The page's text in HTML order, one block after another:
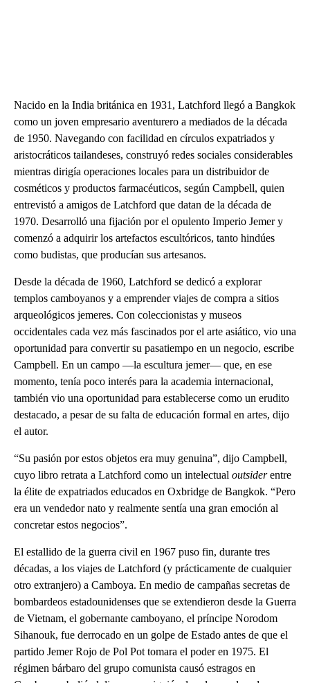
Nacido en la India británica en 1931, Latchford llegó a Bangkok
como un joven empresario aventurero a mediados de la década
de 1950. Navegando con facilidad en círculos expatriados y
aristocráticos tailandeses, construyó redes sociales considerables
mientras dirigía operaciones locales para un distribuidor de
cosméticos y productos farmacéuticos, según Campbell, quien
entrevistó a amigos de Latchford que datan de la década de
1970. Desarrolló una fijación por el opulento Imperio Jemer y
comenzó a adquirir los artefactos escultóricos, tanto hindúes
como budistas, que producían sus artesanos.
Desde la década de 1960, Latchford se dedicó a explorar
templos camboyanos y a emprender viajes de compra a sitios
arqueológicos jemeres. Con coleccionistas y museos
occidentales cada vez más fascinados por el arte asiático, vio una
oportunidad para convertir su pasatiempo en un negocio, escribe
Campbell. En un campo —la escultura jemer— que, en ese
momento, tenía poco interés para la academia internacional,
también vio una oportunidad para establecerse como un erudito
destacado, a pesar de su falta de educación formal en artes, dijo
el autor.
“Su pasión por estos objetos era muy genuina”, dijo Campbell,
cuyo libro retrata a Latchford como un intelectual outsiderentre
la élite de expatriados educados en Oxbridge de Bangkok. “Pero
era un vendedor nato y realmente sentía una gran emoción al
concretar estos negocios”.
El estallido de la guerra civil en 1967 puso fin, durante tres
décadas, a los viajes de Latchford (y prácticamente de cualquier
otro extranjero) a Camboya. En medio de campañas secretas de
bombardeos estadounidenses que se extendieron desde la Guerra
de Vietnam, el gobernante camboyano, el príncipe Norodom
Sihanouk, fue derrocado en un golpe de Estado antes de que el
partido Jemer Rojo de Pol Pot tomara el poder en 1975. El
régimen bárbaro del grupo comunista causó estragos en